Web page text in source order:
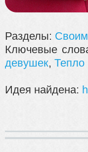
Разделы:
Ключевые
девушек, Тепло
Идея найдена: